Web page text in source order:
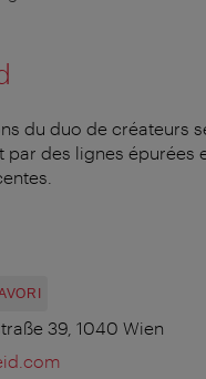
du duo de créateurs
par des lignes épurées
39, 1040 Wien